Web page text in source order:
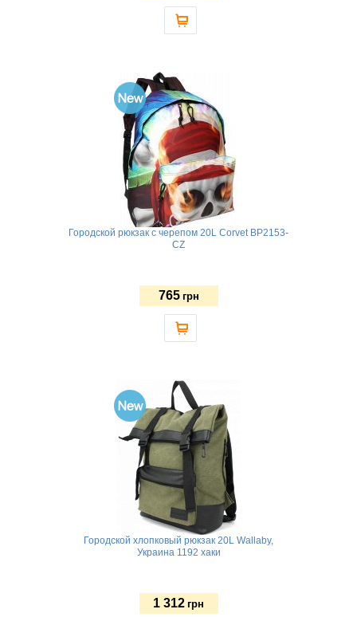
Городской рюкзак с черепом 20L Corvet BP2153-
CZ
765 грн
Городской хлопковый рюкзак 20L Wallaby,
Украина 1192 хаки
1 312 грн